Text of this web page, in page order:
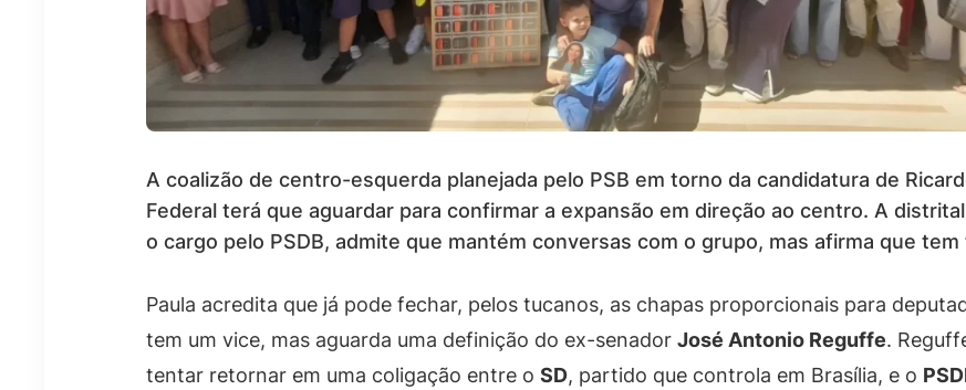
A coalizão de centro-esquerda planejada pelo PSB em torno da candidatura de
Federal terá que aguardar para confirmar a expansão em direção ao centro. A
o cargo pelo PSDB, admite que mantém conversas com o grupo, mas afirma que
Paula acredita que já pode fechar, pelos tucanos, as chapas proporcionais para
tem um vice, mas aguarda uma definição do ex-senador José Antonio Reguffe.
tentar retornar em uma coligação entre o SD, partido que controla em Brasília, e o